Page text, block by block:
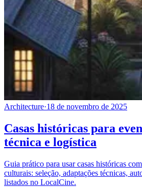
Architecture·18 de novembro de 2025
Casas históricas para
técnica e logística
Guia prático para usar casas históricas
culturais: seleção, adaptações técnicas,
listados no LocalCine.